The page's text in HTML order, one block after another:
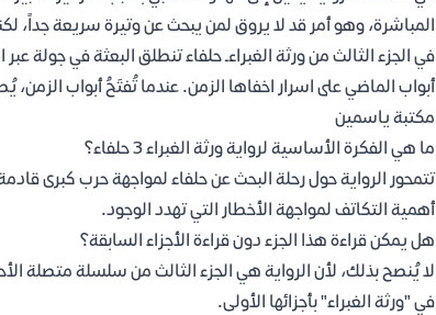
المباشرة، وهو أمر قد لا يروق لمن يبحث عن وتيرة سريعة جداً،
في الجزء الثالث من ورثة الغبراءـ حلفاء تنطلق البعثة في جولة
أبواب الماضي على اسرار اخفاها الزمن. عندما تُفتَحُ أبواب
مكتبة ياسمين
ما هي الفكرة الأساسية لرواية ورثة الغبراء 3 حلفاء؟
تتمحور الرواية حول رحلة البحث عن حلفاء لمواجهة حرب كبرى
أهمية التكاتف لمواجهة الأخطار التي تهدد الوجود.
هل يمكن قراءة هذا الجزء دون قراءة الأجزاء السابقة؟
لا يُنصح بذلك، لأن الرواية هي الجزء الثالث من سلسلة متصلة
في "ورثة الغبراء" بأجزائها الأولى.